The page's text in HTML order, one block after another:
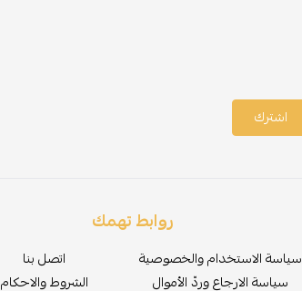
اشترك
روابط تهمك
سياسة الاستخدام والخصوصية
سياسة الارجاع وردّ الأموال
اتصل بنا
الشروط والاحكام